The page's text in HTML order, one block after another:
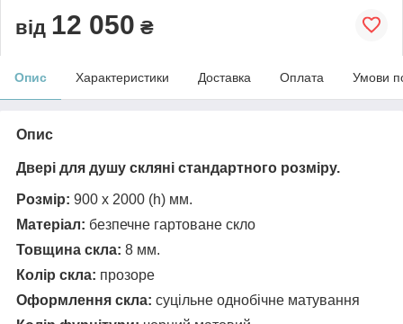
від 12 050 ₴
Опис Характеристики Доставка Оплата Умови
Опис
Двері для душу скляні стандартного розміру.
Розмір: 900 х 2000 (h) мм.
Матеріал: безпечне гартоване скло
Товщина скла: 8 мм.
Колір скла: прозоре
Оформлення скла: суцільне однобічне матування